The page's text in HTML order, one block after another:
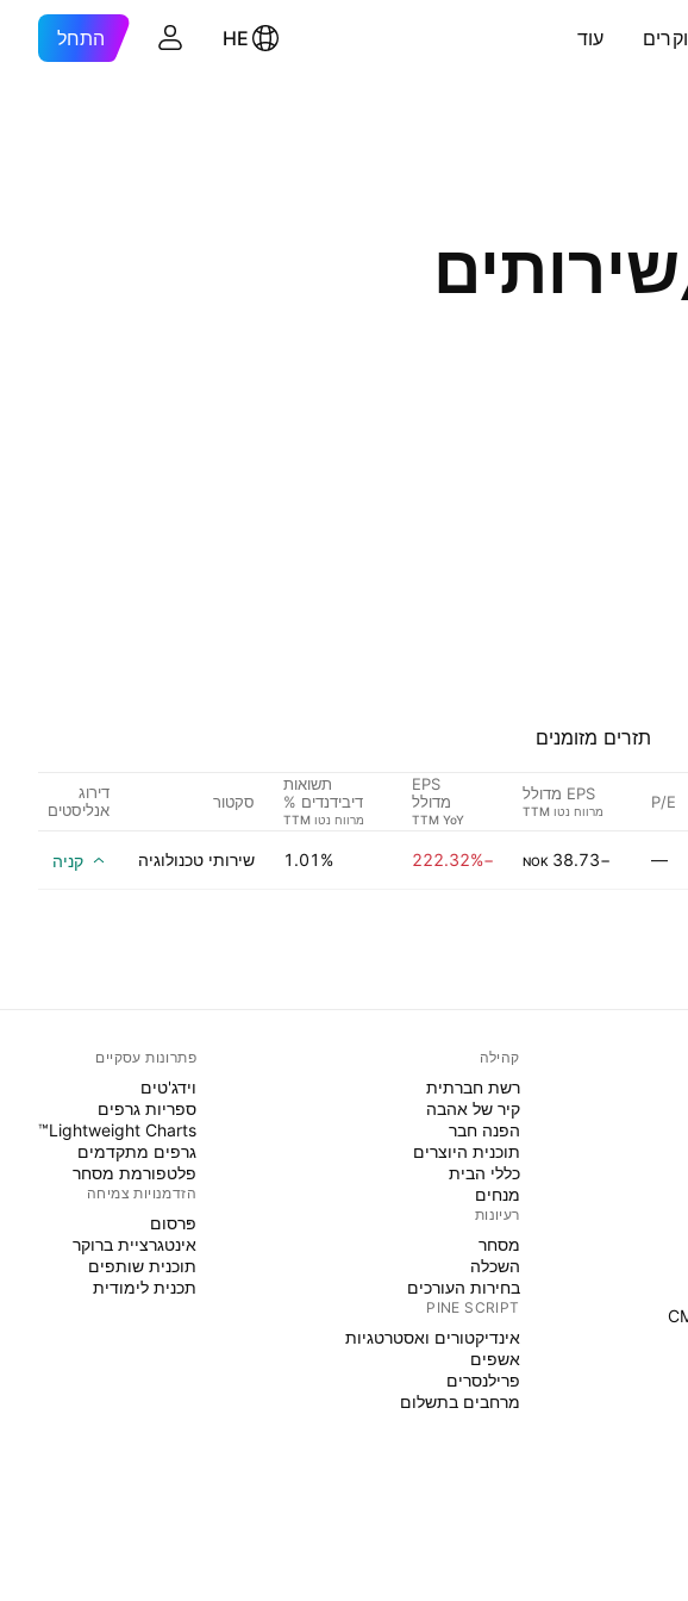
עוד HE התחל
תזרים מזומנים
P/E EPS מדולל
EPS
מדולל
צמיחה
תשואות
דיבידנדים %
סקטור
דירוג
אנליסטים
—
−38.73
NOK
−222.32%
1.01% שירותי טכנולוגיה קניה
קהילה
רשת חברתית
קיר של אהבה
הפנה חבר
תוכנית היוצרים
כללי הבית
מנחים
רעיונות
מסחר
השכלה
בחירות העורכים
PINE SCRIPT
אינדיקטורים ואסטרטגיות
אשפים
פרילנסרים
מרחבים בתשלום
פתרונות עסקיים
וידג'טים
ספריות גרפים
Lightweight Charts™
גרפים מתקדמים
פלטפורמת מסחר
הזדמנויות צמיחה
פּרסום
אינטגרציית ברוקר
תוכנית שותפים
תכנית לימודית